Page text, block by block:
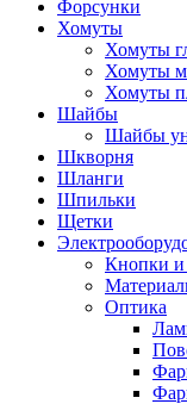
Форсунки
Хомуты
Хомуты
Хомуты
Хомуты
Шайбы
Шайбы
Шкворня
Шланги
Шпильки
Щетки
Кнопки и
Оптика